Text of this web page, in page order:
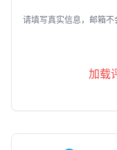
请填写真实信息，邮箱不
加载